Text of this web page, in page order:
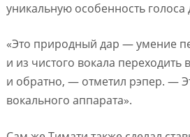
уникальную особенность голоса
«Это природный дар — умение
и из чистого вокала переходить
и обратно, — отметил рэпер. —
вокального аппарата».